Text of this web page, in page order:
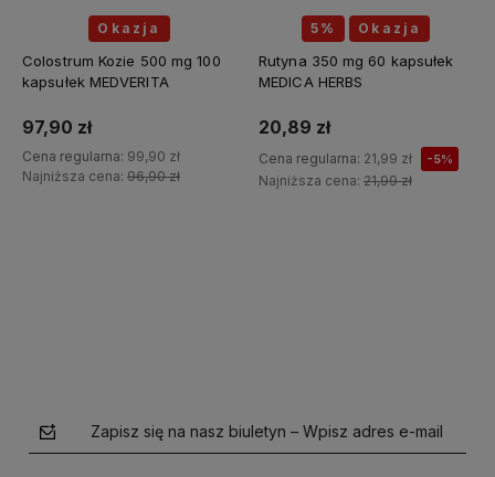
Okazja
Colostrum Kozie 500 mg 100
kapsułek MEDVERITA
97,90 zł
Cena regularna: 99,90 zł
Najniższa cena: 96,90 zł
5% Okazja
Rutyna 350 mg 60 kapsułek
MEDICA HERBS
20,89 zł
Cena regularna: 21,99 zł -5%
Najniższa cena: 21,99 zł
Zapisz się na nasz biuletyn – Wpisz adres e-mail